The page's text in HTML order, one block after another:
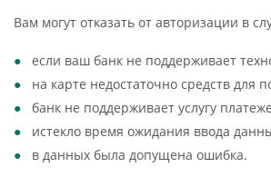
Вам могут отказать от авторизации в
если ваш банк не поддерживает
на карте недостаточно средств для
банк не поддерживает услугу
истекло время ожидания ввода
в данных была допущена ошибка.